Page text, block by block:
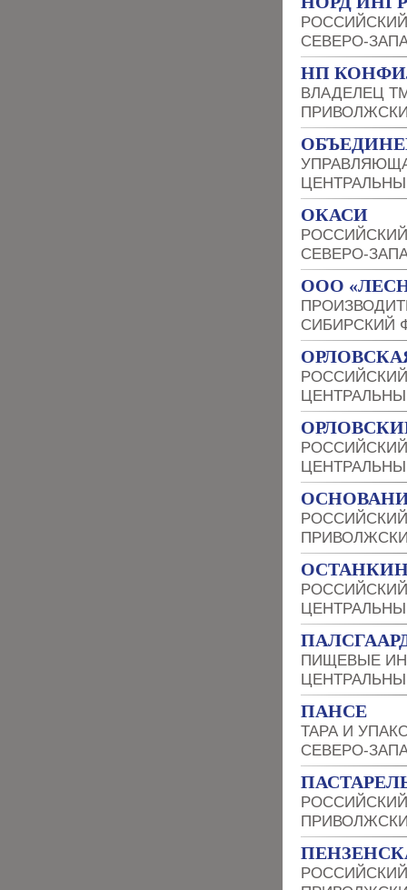
СЕВЕРО-
НП
ВЛАДЕЛЕЦ
ОКАСИ
СЕВЕРО-
ООО
СИБИРСКИЙ
ПИЩЕВЫЕ
ПАНСЕ
ТАРА И
СЕВЕРО-